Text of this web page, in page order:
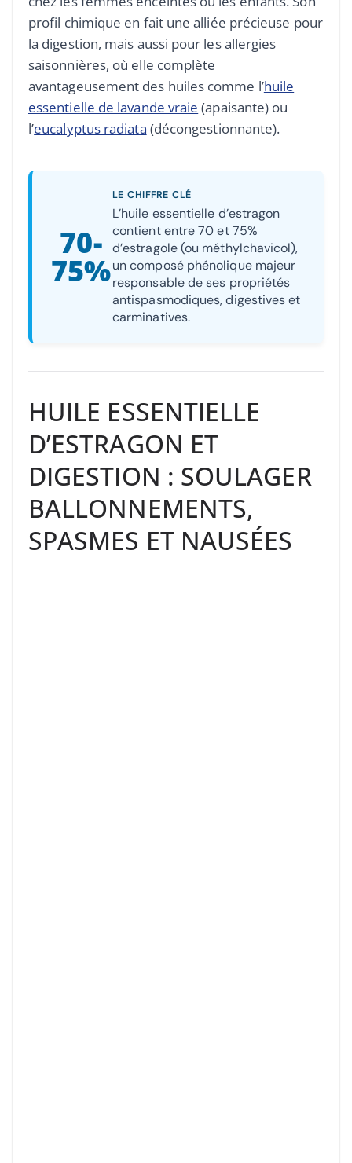
profil chimique en fait une alliée précieuse pour
la digestion, mais aussi pour les allergies
saisonnières, où elle complète
avantageusement des huiles comme l’huile
essentielle de lavande vraie (apaisante) ou
l’eucalyptus radiata (décongestionnante).
70-
75%
LE CHIFFRE CLÉ
L’huile essentielle d’estragon
contient entre 70 et 75%
d’estragole (ou méthylchavicol),
un composé phénolique majeur
responsable de ses propriétés
antispasmodiques, digestives et
carminatives.
HUILE ESSENTIELLE
D’ESTRAGON ET
DIGESTION : SOULAGER
BALLONNEMENTS,
SPASMES ET NAUSÉES